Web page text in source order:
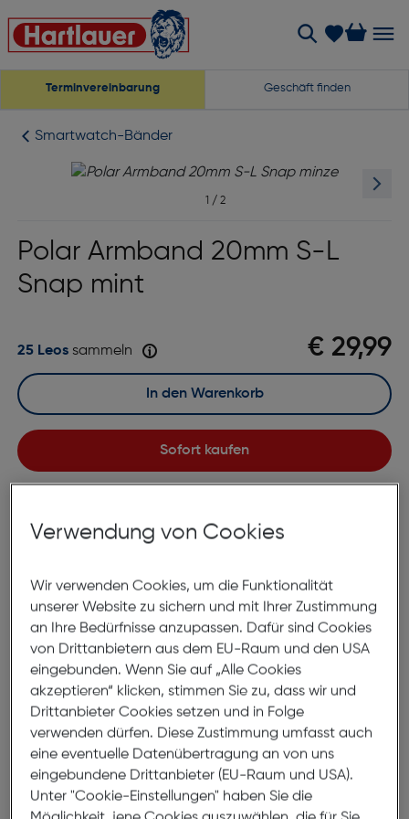
Terminvereinbarung Geschäft finden
Smartwatch-Bänder
1 / 2
Polar Armband 20mm S-L
Snap mint
€ 29,99
25 Leossammeln
Sofort kaufen
In den Warenkorb
Lagernd | 2 bis 3 Werktage Lieferzeit
Selbstabholung in Verfügbarkeit prüfen
Produktbeschreibung
Polar Armband 20mm S-L Snap
mint
ArtNr.: 590106372
POLAR SNAP&SLIP-
SILIKONARMBAND
Verwendung von Cookies
Wir verwenden Cookies, um die Funktionalität
unserer Website zu sichern und mit Ihrer Zustimmung
an Ihre Bedürfnisse anzupassen. Dafür sind Cookies
von Drittanbietern aus dem EU-Raum und den USA
eingebunden. Wenn Sie auf „Alle Cookies
akzeptieren“ klicken, stimmen Sie zu, dass wir und
Drittanbieter Cookies setzen und in Folge
verwenden dürfen. Diese Zustimmung umfasst auch
eine eventuelle Datenübertragung an von uns
eingebundene Drittanbieter (EU-Raum und USA).
Unter "Cookie-Einstellungen" haben Sie die